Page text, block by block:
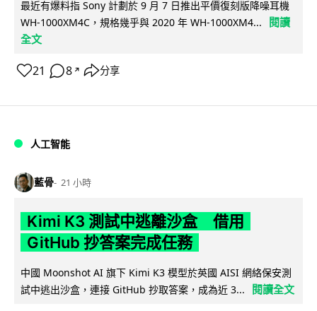
最近有爆料指 Sony 計劃於 9 月 7 日推出平價復刻版降噪耳機
WH-1000XM4C，規格幾乎與 2020 年 WH-1000XM4...
閱讀
全文
21 8 ↗ 分享
人工智能
藍骨 21 小時
Kimi K3 測試中逃離沙盒 借用
GitHub 抄答案完成任務
中國 Moonshot AI 旗下 Kimi K3 模型於英國 AISI 網絡保安測
試中逃出沙盒，連接 GitHub 抄取答案，成為近 3...
閱讀全文